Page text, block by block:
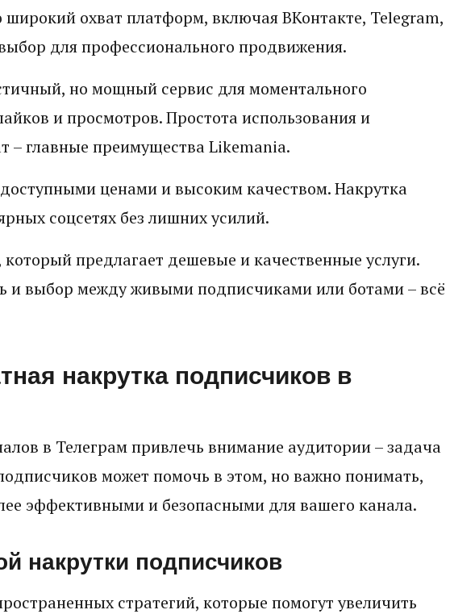
охват платформ, включая ВКонтакте, Telegram,
для профессионального продвижения.
но мощный сервис для моментального
и просмотров. Простота использования и
– главные преимущества Likemania.
ценами и высоким качеством. Накрутка
соцсетях без лишних усилий.
который предлагает дешевые и качественные услуги.
и выбор между живыми подписчиками или ботами – всё
накрутка подписчиков в
в Телеграм привлечь внимание аудитории – задача
может помочь в этом, но важно понимать,
эффективными и безопасными для вашего канала.
накрутки подписчиков
стратегий, которые помогут увеличить